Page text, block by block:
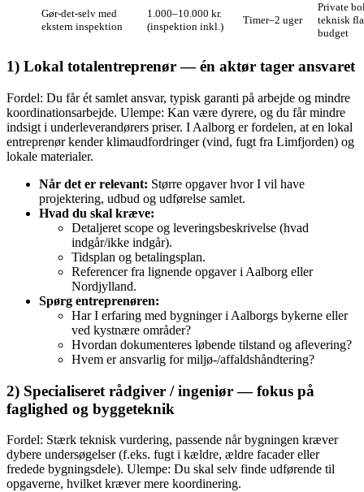
Gør‑det‑selv med
ekstern inspektion
1.000–10.000 kr.
(inspektion inkl.)
Timer–2 uger
Private
teknisk
budget
1) Lokal totalentreprenør — én aktør tager ansvaret
Fordel: Du får ét samlet ansvar, typisk garanti på arbejde og mindre
koordinationsarbejde. Ulempe: Kan være dyrere, og du får mindre
indsigt i underleverandørers priser. I Aalborg er fordelen, at en lokal
entreprenør kender klimaudfordringer (vind, fugt fra Limfjorden) og
lokale materialer.
Når det er relevant: Større opgaver hvor I vil have
projektering, udbud og udførelse samlet.
Hvad du skal kræve:
Detaljeret scope og leveringsbeskrivelse (hvad
indgår/ikke indgår).
Tidsplan og betalingsplan.
Referencer fra lignende opgaver i Aalborg eller
Nordjylland.
Spørg entreprenøren:
Har I erfaring med bygninger i Aalborgs bykerne eller
ved kystnære områder?
Hvordan dokumenteres løbende tilstand og aflevering?
Hvem er ansvarlig for miljø-/affaldshåndtering?
2) Specialiseret rådgiver / ingeniør — fokus på
faglighed og byggeteknik
Fordel: Stærk teknisk vurdering, passende når bygningen kræver
dybere undersøgelser (f.eks. fugt i kældre, ældre facader eller
fredede bygningsdele). Ulempe: Du skal selv finde udførende til
opgaverne, hvilket kræver mere koordinering.